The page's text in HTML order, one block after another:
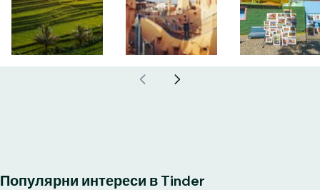
Популярни интереси в Tinder